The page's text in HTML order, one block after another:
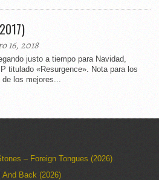
16, 2018
justo a tiempo para Navidad,
titulado «Resurgence». Nota para los
los mejores...
– Foreign Tongues (2026)
And Back (2026)